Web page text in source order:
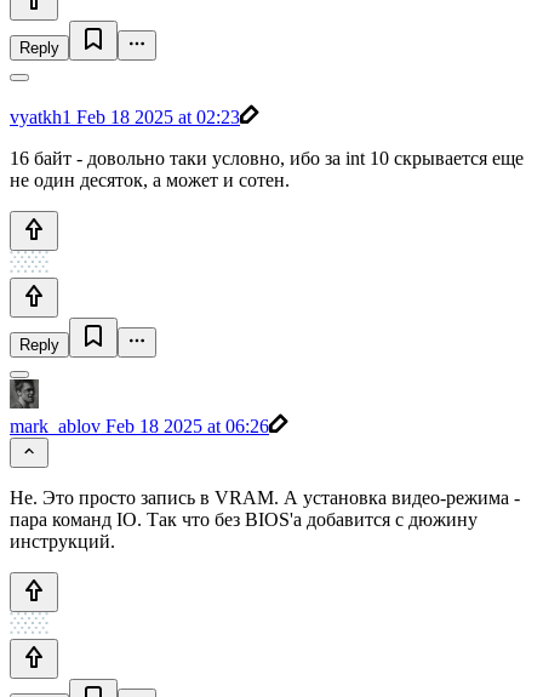
Reply
vyatkh1 Feb 18 2025 at 02:23
16 байт - довольно таки условно, ибо за int 10 скрывается еще
не один десяток, а может и сотен.
Reply
mark_ablov Feb 18 2025 at 06:26
Не. Это просто запись в VRAM. А установка видео-режима -
пара команд IO. Так что без BIOS'a добавится с дюжину
инструкций.